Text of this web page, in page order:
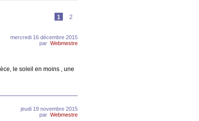
1 2
mercredi 16 décembre 2015
par Webmestre
le soleil en moins , une
jeudi 19 novembre 2015
par Webmestre